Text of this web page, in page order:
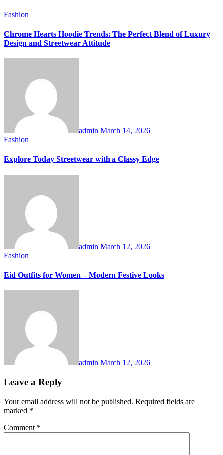
Fashion
Chrome Hearts Hoodie Trends: The Perfect Blend of Luxury
Design and Streetwear Attitude
admin March 14, 2026
Fashion
Explore Today Streetwear with a Classy Edge
admin March 12, 2026
Fashion
Eid Outfits for Women – Modern Festive Looks
admin March 12, 2026
Leave a Reply
Your email address will not be published. Required fields are
marked *
Comment *